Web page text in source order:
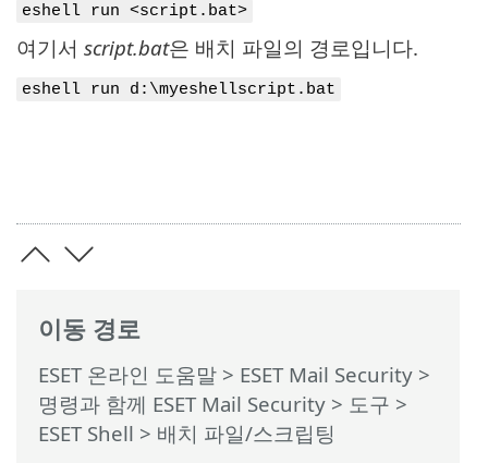
이동 경로
ESET 온라인 도움말 > ESET Mail Security >
명령과 함께 ESET Mail Security > 도구 >
ESET Shell > 배치 파일/스크립팅
eshell run <script.bat>
여기서 script.bat은 배치 파일의 경로입니다.
eshell run d:\myeshellscript.bat